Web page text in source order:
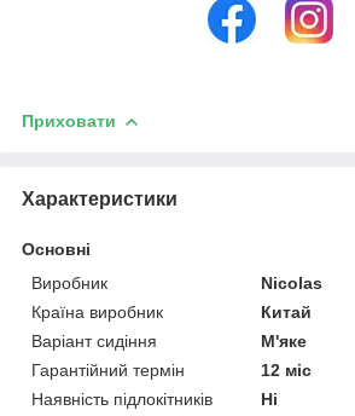
Приховати
Характеристики
Основні
Виробник
Nicolas
Країна виробник
Китай
Варіант сидіння
М'яке
Гарантійний термін
12 міс
Наявність підлокітників
Ні